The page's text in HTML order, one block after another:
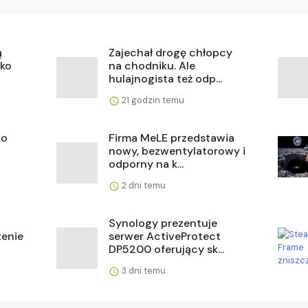
Zajechał drogę chłopcy
na chodniku. Ale
hulajnogista też odp...
21 godzin temu
Firma MeLE przedstawia
nowy, bezwentylatorowy i
odporny na k...
2 dni temu
Synology prezentuje
serwer ActiveProtect
DP5200 oferujący sk...
3 dni temu